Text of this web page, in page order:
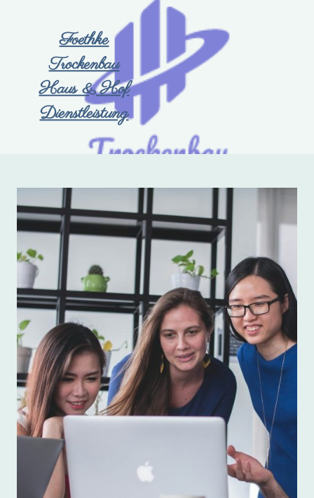
Foethke
Trockenbau
Haus & Hof
Dienstleistung